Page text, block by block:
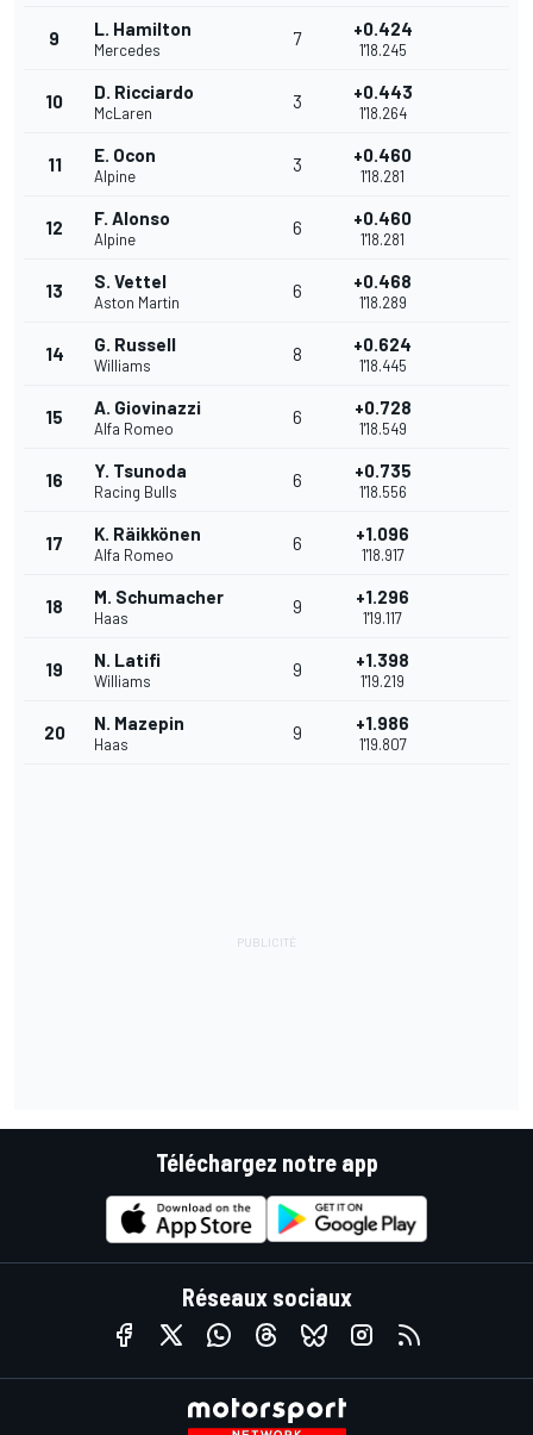
9 L. Hamilton
Mercedes
7 +0.424
1'18.245
10 D. Ricciardo
McLaren
3 +0.443
1'18.264
11 E. Ocon
Alpine
3 +0.460
1'18.281
12 F. Alonso
Alpine
6 +0.460
1'18.281
13 S. Vettel
Aston Martin
6 +0.468
1'18.289
14 G. Russell
Williams
8 +0.624
1'18.445
15 A. Giovinazzi
Alfa Romeo
6 +0.728
1'18.549
16 Y. Tsunoda
Racing Bulls
6 +0.735
1'18.556
17 K. Räikkönen
Alfa Romeo
6 +1.096
1'18.917
18 M. Schumacher
Haas
9 +1.296
1'19.117
19 N. Latifi
Williams
9 +1.398
1'19.219
20 N. Mazepin
Haas
9 +1.986
1'19.807
Téléchargez notre app
Réseaux sociaux